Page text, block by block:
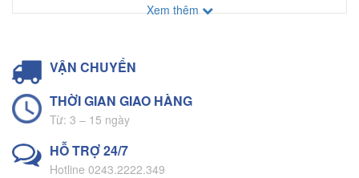
Xem thêm
VẬN CHUYỂN
THỜI GIAN GIAO HÀNG
Từ: 3 – 15 ngày
HỖ TRỢ 24/7
Hotline 0243.2222.349